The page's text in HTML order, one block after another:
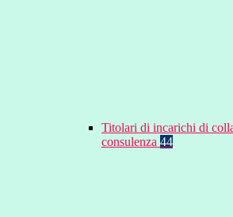
Titolari di incarichi di
consulenza 44